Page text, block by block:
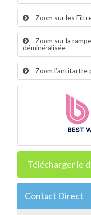
Zoom sur les
Zoom sur la
déminéralisée
Zoom l’antitartre
Télécharger le
Contact Direct